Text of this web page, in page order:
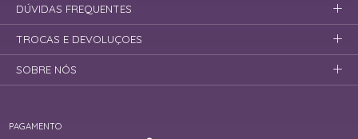
PAGAMENTO
DÚVIDAS FREQUENTES
TROCAS E DEVOLUÇOES
SOBRE NÓS